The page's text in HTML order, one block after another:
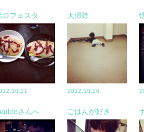
ロフェスタ 大掃除
2012.10.20
さんへ ごはんが好き